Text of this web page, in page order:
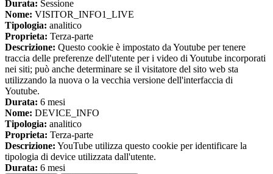
Durata: Sessione
Nome: VISITOR_INFO1_LIVE
Tipologia: analitico
Proprieta: Terza-parte
Descrizione: Questo cookie è impostato da Youtube per tenere
traccia delle preferenze dell'utente per i video di Youtube incorporati
nei siti; può anche determinare se il visitatore del sito web sta
utilizzando la nuova o la vecchia versione dell'interfaccia di
Youtube.
Durata: 6 mesi
Nome: DEVICE_INFO
Tipologia: analitico
Proprieta: Terza-parte
Descrizione: YouTube utilizza questo cookie per identificare la
tipologia di device utilizzata dall'utente.
Durata: 6 mesi